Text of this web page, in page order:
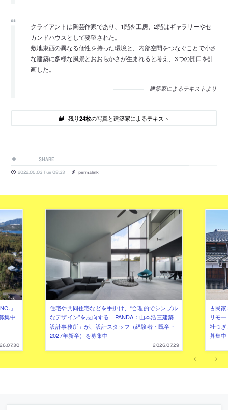
クライアントは陶芸作家であり、1階を工房、2階はギャラリーやセ
カンドハウスとして要望された。
敷地東西の異なる個性を持った環境と、内部空間をつなぐことで小さ
な建築に多様な風景とおおらかさが生まれると考え、3つの開口を計
画した。
建築家によるテキストより
残り24枚の写真と建築家によるテキスト
SHARE
2022.05.03 Tue 08:33 permalink
」
集中
住宅や共同住宅などを手掛け、“合理的でシンプル
なデザイン”を志向する「PANDA：山本浩三建築
設計事務所」が、設計スタッフ（経験者・既卒・
2027年新卒）を募集中
2026.07.29
古民
リモ
社つ
募集中